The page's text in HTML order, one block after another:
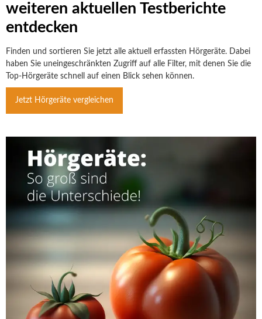
weiteren aktuellen Testberichte
entdecken
Finden und sortieren Sie jetzt alle aktuell erfassten Hörgeräte. Dabei
haben Sie uneingeschränkten Zugriff auf alle Filter, mit denen Sie die
Top-Hörgeräte schnell auf einen Blick sehen können.
Jetzt Hörgeräte vergleichen